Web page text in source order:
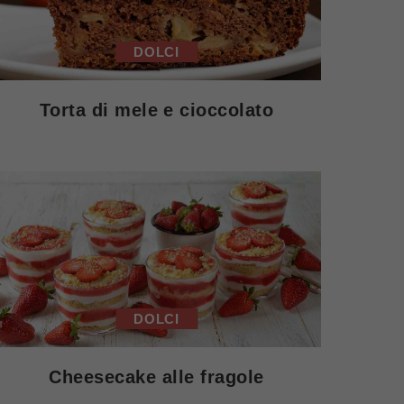
DOLCI
Torta di mele e cioccolato
DOLCI
Cheesecake alle fragole